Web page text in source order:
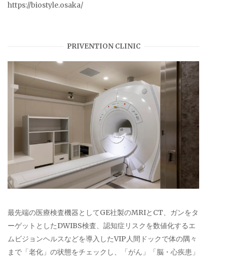
https://biostyle.osaka/
PRIVENTION CLINIC
最先端の医療検査機器としてGE社製のMRIとCT、ガンをタ
ーゲットとしたDWIBS検査、認知症リスクを数値化するエ
ムビジョンヘルスなどを導入したVIP人間ドックで体の隅々
まで「老化」の状態をチェックし、「がん」「脳・心疾患」